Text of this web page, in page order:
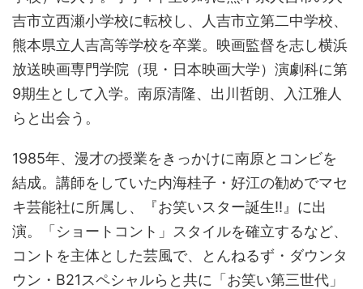
吉市立西瀬小学校に転校し、人吉市立第二中学校、
熊本県立人吉高等学校を卒業。映画監督を志し横浜
放送映画専門学院（現・日本映画大学）演劇科に第
9期生として入学。南原清隆、出川哲朗、入江雅人
らと出会う。
1985年、漫才の授業をきっかけに南原とコンビを
結成。講師をしていた内海桂子・好江の勧めでマセ
キ芸能社に所属し、『お笑いスター誕生!!』に出
演。「ショートコント」スタイルを確立するなど、
コントを主体とした芸風で、とんねるず・ダウンタ
ウン・B21スペシャルらと共に「お笑い第三世代」